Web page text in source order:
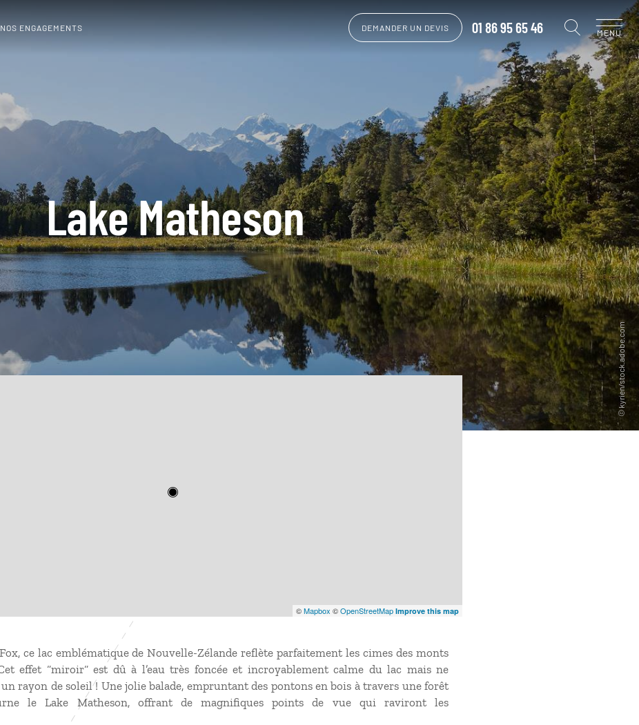
NOS ENGAGEMENTS DEMANDER UN DEVIS 01 86 95 65 46 MENU
Lake Matheson
©Mapbox ©OpenStreetMap Improve this map
ce lac emblématique de Nouvelle-Zélande reflète parfaitement les cimes des monts
effet “miroir“ est dû à l’eau très foncée et incroyablement calme du lac mais ne
rayon de soleil ! Une jolie balade, empruntant des pontons en bois à travers une forêt
le Lake Matheson, offrant de magnifiques points de vue qui raviront les